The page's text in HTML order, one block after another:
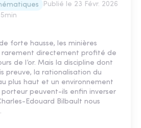
Publié le 23 Févr. 2026
5min
forte hausse, les minières
rarement directement profité de
de l’or. Mais la discipline dont
preuve, la rationalisation du
plus haut et un environnement
peuvent-ils enfin inverser
Edouard Bilbault nous